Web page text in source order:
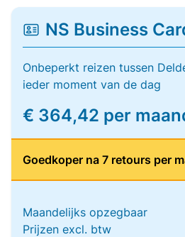
NS Business
Onbeperkt reizen tussen
ieder moment van de dag
€ 364,42 per
Goedkoper na 7 retours per
Maandelijks opzegbaar
Prijzen excl. btw